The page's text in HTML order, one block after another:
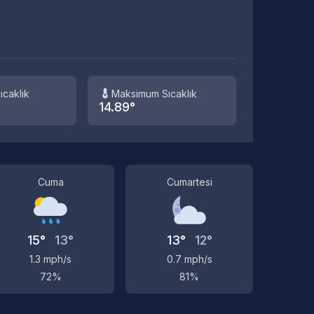
Maksimum Sıcaklık
14.89°
Cuma
15° 13°
1.3 mph/s
72%
Cumartesi
13° 12°
0.7 mph/s
81%